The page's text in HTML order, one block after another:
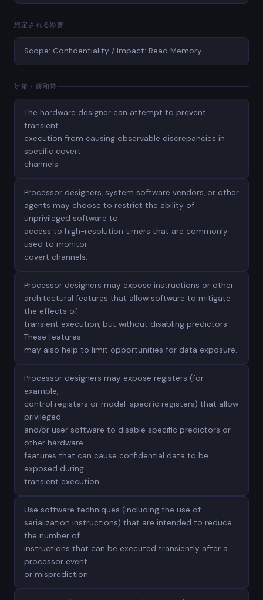
想定される影響
Scope: Confidentiality / Impact: Read Memory
対策・緩和策
The hardware designer can attempt to prevent
transient
execution from causing observable discrepancies in
specific covert
channels.
Processor designers, system software vendors, or other
agents may choose to restrict the ability of
unprivileged software to
access to high-resolution timers that are commonly
used to monitor
covert channels.
Processor designers may expose instructions or other
architectural features that allow software to mitigate
the effects of
transient execution, but without disabling predictors.
These features
may also help to limit opportunities for data exposure.
Processor designers may expose registers (for
example,
control registers or model-specific registers) that allow
privileged
and/or user software to disable specific predictors or
other hardware
features that can cause confidential data to be
exposed during
transient execution.
Use software techniques (including the use of
serialization instructions) that are intended to reduce
the number of
instructions that can be executed transiently after a
processor event
or misprediction.